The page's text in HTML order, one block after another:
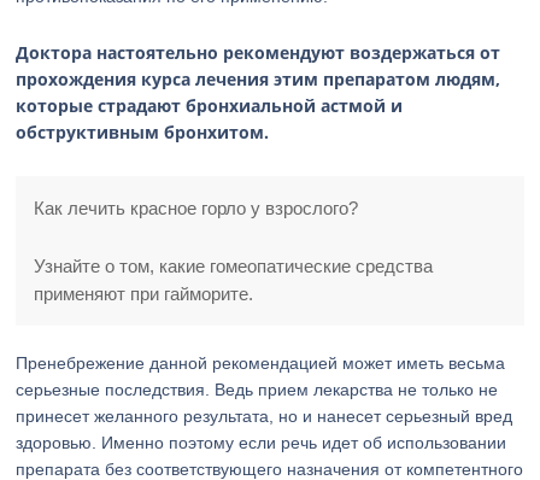
Доктора настоятельно рекомендуют воздержаться от
прохождения курса лечения этим препаратом людям,
которые страдают бронхиальной астмой и
обструктивным бронхитом.
Как лечить красное горло у взрослого?
Узнайте о том, какие гомеопатические средства
применяют при гайморите.
Пренебрежение данной рекомендацией может иметь весьма
серьезные последствия. Ведь прием лекарства не только не
принесет желанного результата, но и нанесет серьезный вред
здоровью. Именно поэтому если речь идет об использовании
препарата без соответствующего назначения от компетентного